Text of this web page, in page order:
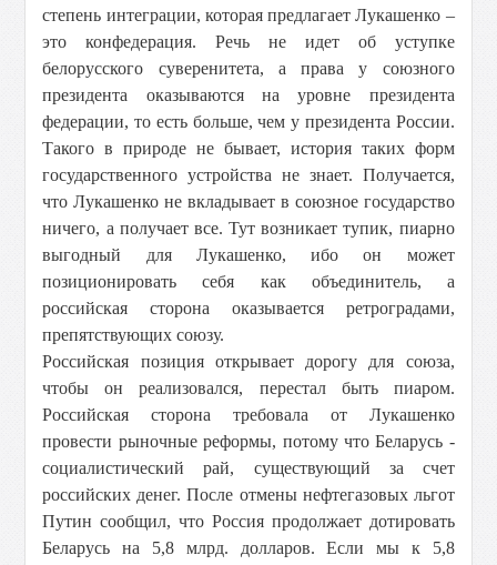
степень интеграции, которая предлагает Лукашенко –
это конфедерация. Речь не идет об уступке
белорусского суверенитета, а права у союзного
президента оказываются на уровне президента
федерации, то есть больше, чем у президента России.
Такого в природе не бывает, история таких форм
государственного устройства не знает. Получается,
что Лукашенко не вкладывает в союзное государство
ничего, а получает все. Тут возникает тупик, пиарно
выгодный для Лукашенко, ибо он может
позиционировать себя как объединитель, а
российская сторона оказывается ретроградами,
препятствующих союзу.
Российская позиция открывает дорогу для союза,
чтобы он реализовался, перестал быть пиаром.
Российская сторона требовала от Лукашенко
провести рыночные реформы, потому что Беларусь -
социалистический рай, существующий за счет
российских денег. После отмены нефтегазовых льгот
Путин сообщил, что Россия продолжает дотировать
Беларусь на 5,8 млрд. долларов. Если мы к 5,8